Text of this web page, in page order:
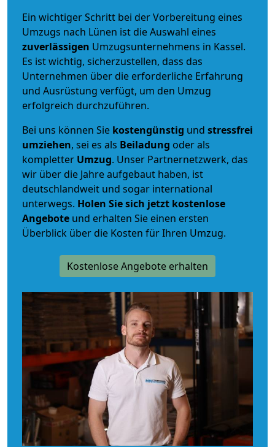
Ein wichtiger Schritt bei der Vorbereitung eines
Umzugs nach Lünen ist die Auswahl eines
zuverlässigen Umzugsunternehmens in Kassel.
Es ist wichtig, sicherzustellen, dass das
Unternehmen über die erforderliche Erfahrung
und Ausrüstung verfügt, um den Umzug
erfolgreich durchzuführen.
Bei uns können Sie kostengünstig und stressfrei
umziehen, sei es als Beiladung oder als
kompletter Umzug. Unser Partnernetzwerk, das
wir über die Jahre aufgebaut haben, ist
deutschlandweit und sogar international
unterwegs. Holen Sie sich jetzt kostenlose
Angebote und erhalten Sie einen ersten
Überblick über die Kosten für Ihren Umzug.
Kostenlose Angebote erhalten